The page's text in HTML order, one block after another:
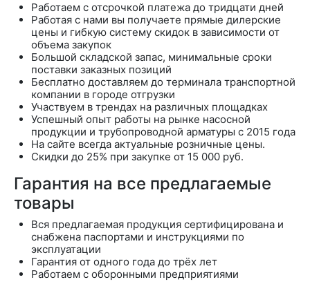
Работаем с отсрочкой платежа до тридцати дней
Работая с нами вы получаете прямые дилерские
цены и гибкую систему скидок в зависимости от
объема закупок
Большой складской запас, минимальные сроки
поставки заказных позиций
Бесплатно доставляем до терминала транспортной
компании в городе отгрузки
Участвуем в трендах на различных площадках
Успешный опыт работы на рынке насосной
продукции и трубопроводной арматуры с 2015 года
На сайте всегда актуальные розничные цены.
Скидки до 25% при закупке от 15 000 руб.
Гарантия на все предлагаемые
товары
Вся предлагаемая продукция сертифицирована и
снабжена паспортами и инструкциями по
эксплуатации
Гарантия от одного года до трёх лет
Работаем с оборонными предприятиями